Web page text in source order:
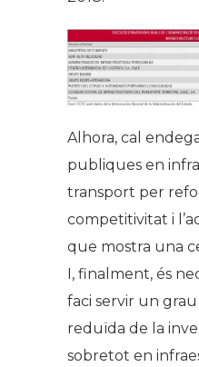
Alhora, cal
publiques en
transport per
competitivitat i
que mostra una
I, finalment, és
faci servir un grau
reduïda de la
sobretot en